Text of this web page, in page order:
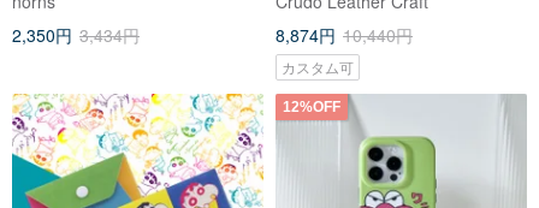
しんちゃんステーショナリー
2,350円 3,434円
8,874円 10,440円
カスタム可
12%OFF